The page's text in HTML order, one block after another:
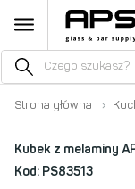
Strona główna ›
Kubek z melaminy
Kod: PS83513